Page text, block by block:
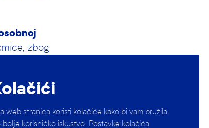
zbog
otvorile
početno
prvi
web stranica koristi kolačiće kako bi vam pružila
bolje korisničko iskustvo. Postavke kolačića